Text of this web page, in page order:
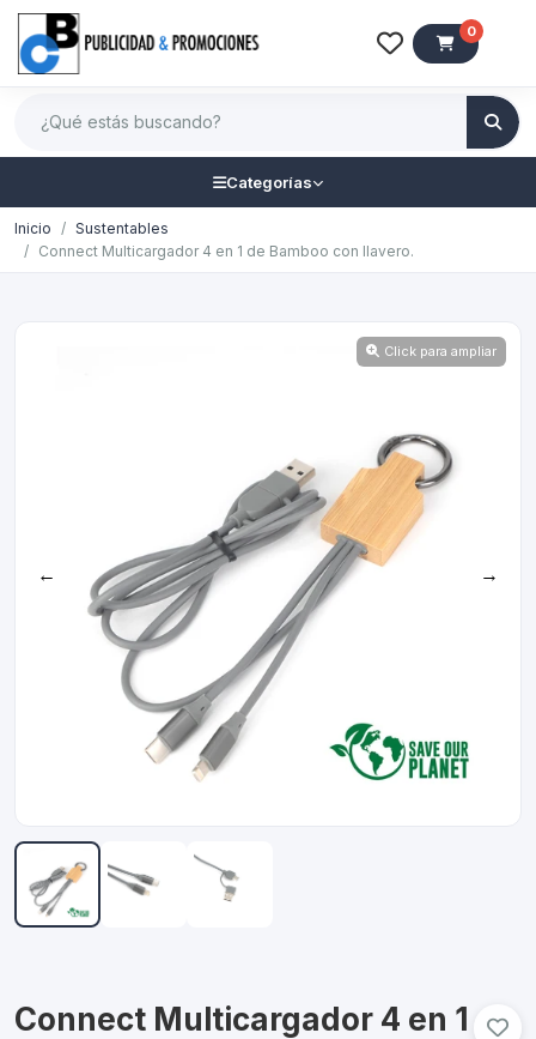
0
Categorías
Inicio
Sustentables
Connect Multicargador 4 en 1 de Bamboo con llavero.
Click para ampliar
← →
Connect Multicargador 4 en 1